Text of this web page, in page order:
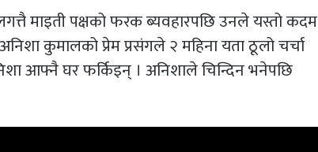
माइती पक्षको फरक ब्यवहारपछि उनले यस्तो कदम
कुमालको प्रेम प्रसंगले २ महिना यता ठूलो चर्चा
आफ्नै घर फर्किइन् । अनिशाले चिन्दिन भनेपछि